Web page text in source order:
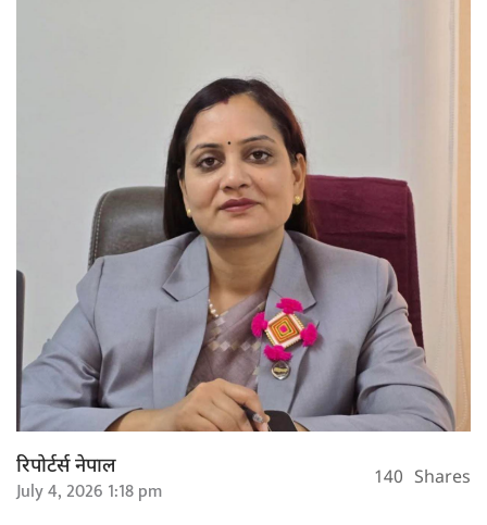
रिपोर्टर्स नेपाल
July 4, 2026 1:18 pm 140 Shares